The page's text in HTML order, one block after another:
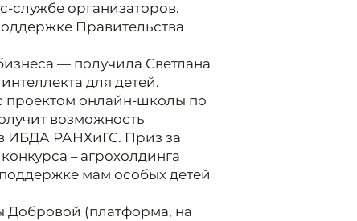
службе организаторов.
Правительства
— получила Светлана
для детей.
проектом онлайн-школы по
возможность
ИБДА РАНХиГС. Приз за
– агрохолдинга
мам особых детей
Добровой (платформа, на